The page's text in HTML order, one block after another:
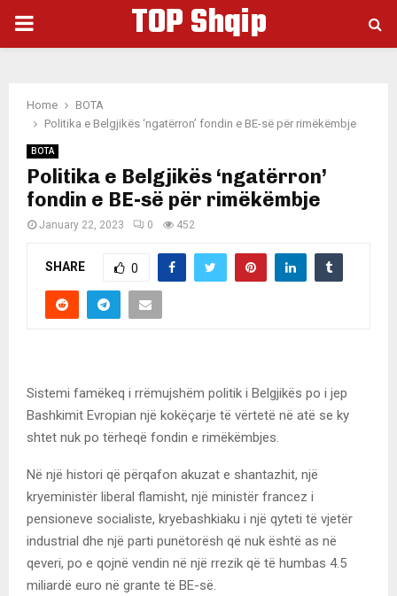
PRIMARY
TOP Shqip
Home
BOTA
Politika e Belgjikës ‘ngatërron’ fondin e BE-së për rimëkëmbje
BOTA
Politika e Belgjikës ‘ngatërron’
fondin e BE-së për rimëkëmbje
January 22, 2023 0 452
SHARE 0
Sistemi famëkeq i rrëmujshëm politik i Belgjikës po i jep
Bashkimit Evropian një kokëçarje të vërtetë në atë se ky
shtet nuk po tërheqë fondin e rimëkëmbjes.
Në një histori që përqafon akuzat e shantazhit, një
kryeministër liberal flamisht, një ministër francez i
pensioneve socialiste, kryebashkiaku i një qyteti të vjetër
industrial dhe një parti punëtorësh që nuk është as në
qeveri, po e qojnë vendin në një rrezik që të humbas 4.5
miliardë euro në grante të BE-së.